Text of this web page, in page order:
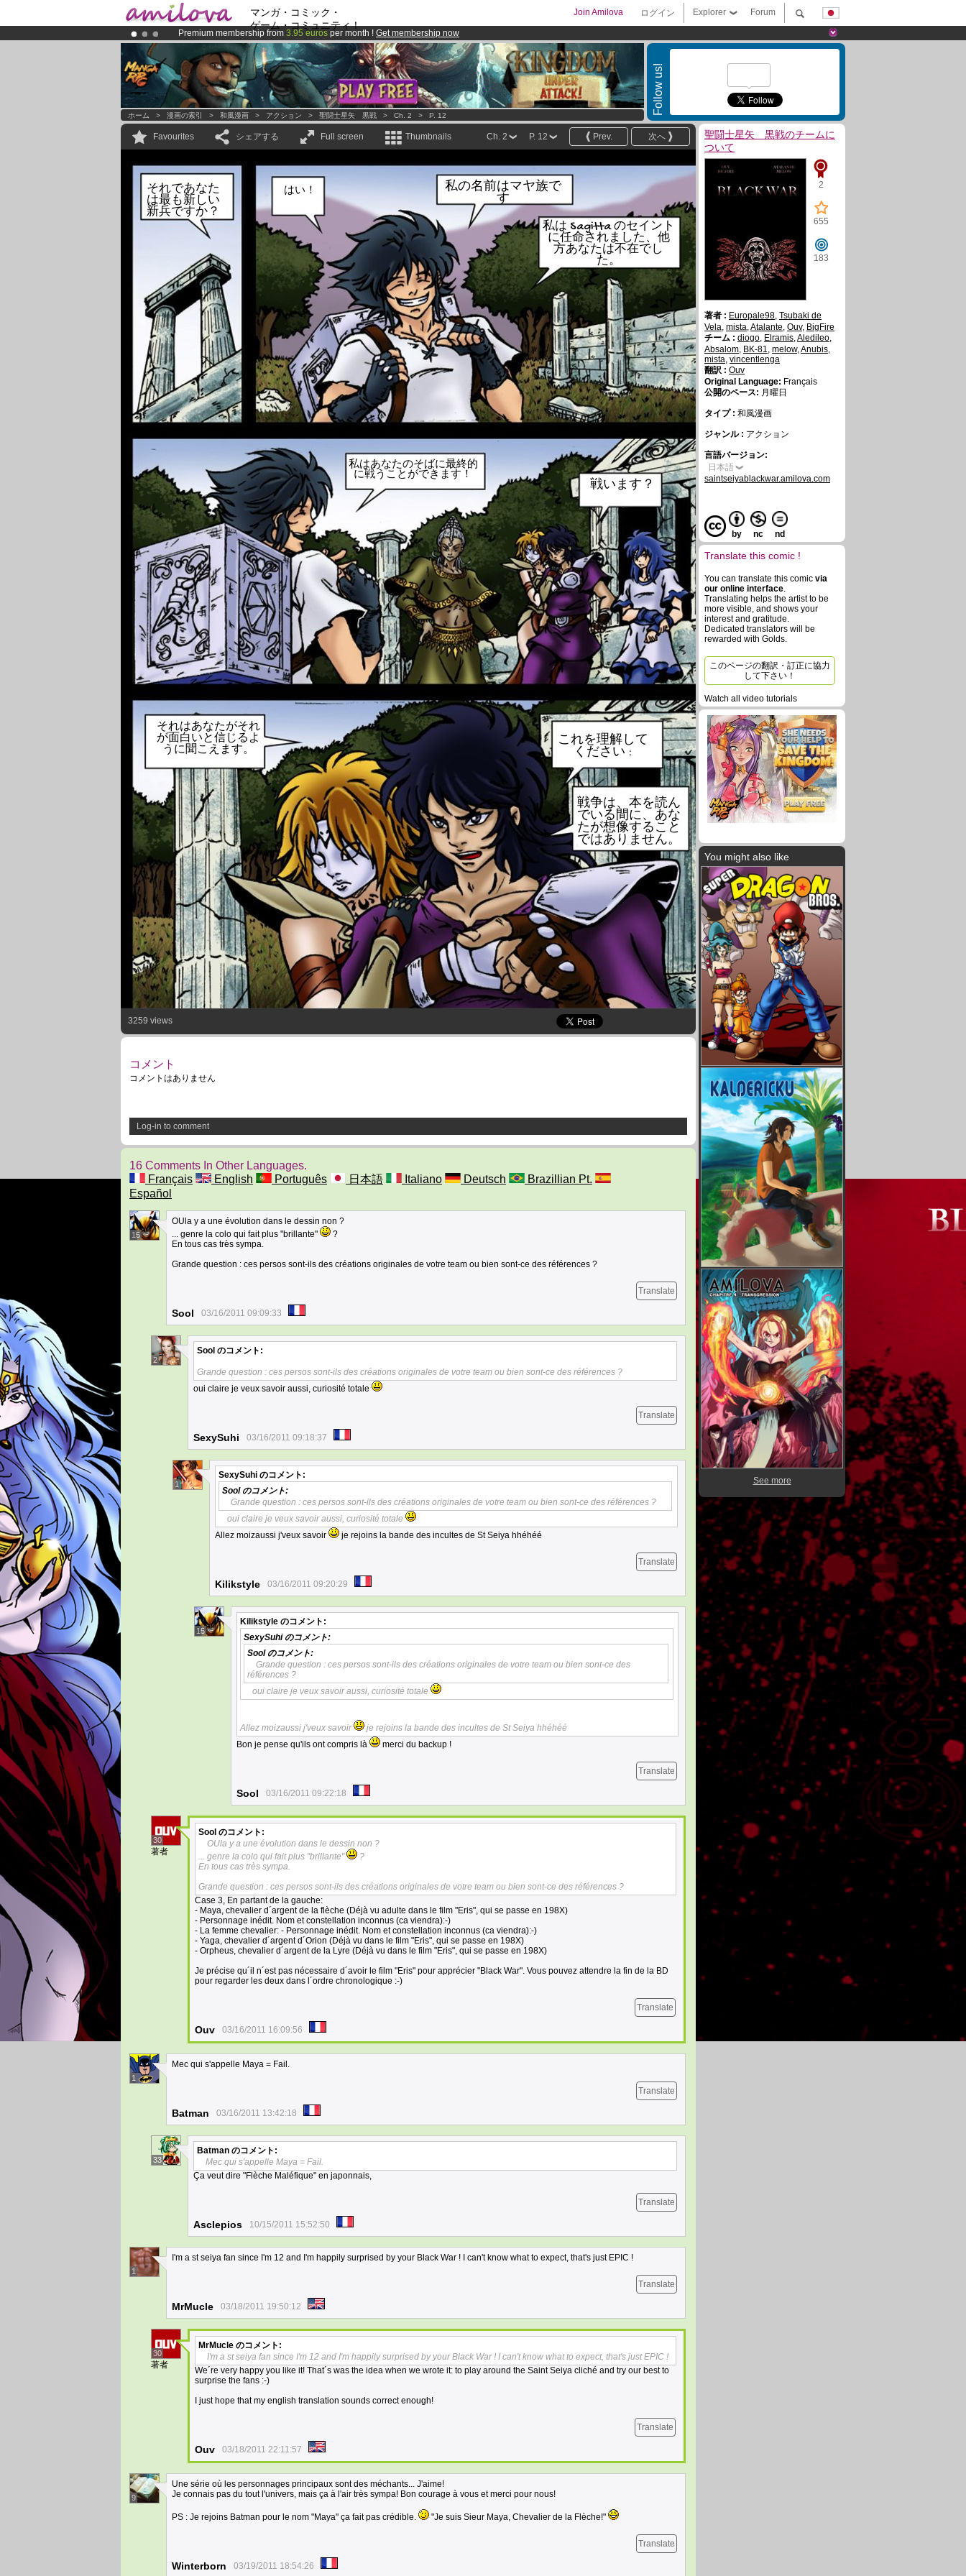
マンガ・コミック・
ゲーム・コミュニティ！
Forum
Explorer
ログイン
Join Amilova
Premium membership from 3.95 euros per month ! Get membership now
Already 100000membersand 1000comics & mangas!.
AmilovaKickstarter is now LIVE!.
Follow us!
ホーム > 漫画の索引 > 和風漫画 > アクション > 聖闘士星矢 黒戦 > Ch. 2 > P. 12
Favourites シェアする Full screen Thumbnails 次へ
Prev.
P. 12
Ch. 2
それであなた
は最も新しい
新兵ですか？
はい！
私の名前はマヤ族で
す
私は Sagitta のセイント
に任命されました、他
方あなたは不在でし
た。
私はあなたのそばに最終的
に戦うことができます！
戦います？
それはあなたがそれ
が面白いと信じるよ
うに聞こえます。
これを理解して
ください :
戦争は、本を読ん
でいる間に、あな
たが想像すること
ではありません。
3259 views
コメント
コメントはありません
Log-in to comment
16 Comments In Other Languages.
Français
English Português 日本語 Italiano Deutsch
Brazillian Pt.
Español
15
OUla y a une évolution dans le dessin non ?
... genre la colo qui fait plus "brillante"
?
En tous cas très sympa.
Grande question : ces persos sont-ils des créations originales de votre team ou bien sont-ce des références ?
Translate
Sool 03/16/2011 09:09:33
2
Sool のコメント:
Grande question : ces persos sont-ils des créations originales de votre team ou bien sont-ce des références ?
oui claire je veux savoir aussi, curiosité totale
Translate
SexySuhi 03/16/2011 09:18:37
1
SexySuhi のコメント:
Soolのコメント:
Grande question : ces persos sont-ils des créations originales de votre team ou bien sont-ce des références ?
oui claire je veux savoir aussi, curiosité totale
Allez moizaussi j'veux savoir
je rejoins la bande des incultes de St Seiya hhéhéé
Translate
Kilikstyle 03/16/2011 09:20:29
15
Kilikstyle のコメント:
SexySuhiのコメント:
Soolのコメント:
Grande question : ces persos sont-ils des créations originales de votre team ou bien sont-ce des
références ?
oui claire je veux savoir aussi, curiosité totale
Allez moizaussi j'veux savoir
je rejoins la bande des incultes de St Seiya hhéhéé
Bon je pense qu'ils ont compris là
merci du backup !
Translate
Sool 03/16/2011 09:22:18
30
著者
Sool のコメント:
OUla y a une évolution dans le dessin non ?
... genre la colo qui fait plus "brillante"
?
En tous cas très sympa.
Grande question : ces persos sont-ils des créations originales de votre team ou bien sont-ce des références ?
Case 3, En partant de la gauche:
- Maya, chevalier d´argent de la flèche (Déjà vu adulte dans le film "Eris", qui se passe en 198X)
- Personnage inédit. Nom et constellation inconnus (ca viendra):-)
- La femme chevalier: - Personnage inédit. Nom et constellation inconnus (ca viendra):-)
- Yaga, chevalier d´argent d´Orion (Déjà vu dans le film "Eris", qui se passe en 198X)
- Orpheus, chevalier d´argent de la Lyre (Déjà vu dans le film "Eris", qui se passe en 198X)
Je précise qu´il n´est pas nécessaire d´avoir le film "Eris" pour apprécier "Black War". Vous pouvez attendre la fin de la BD
pour regarder les deux dans l´ordre chronologique :-)
Translate
Ouv 03/16/2011 16:09:56
1
Mec qui s'appelle Maya = Fail.
Translate
Batman 03/16/2011 13:42:18
33
Batman のコメント:
Mec qui s'appelle Maya = Fail.
Ça veut dire "Flèche Maléfique" en japonnais,
Translate
Asclepios 10/15/2011 15:52:50
1
I'm a st seiya fan since I'm 12 and I'm happily surprised by your Black War ! I can't know what to expect, that's just EPIC !
Translate
MrMucle 03/18/2011 19:50:12
30
著者
MrMucle のコメント:
I'm a st seiya fan since I'm 12 and I'm happily surprised by your Black War ! I can't know what to expect, that's just EPIC !
We´re very happy you like it! That´s was the idea when we wrote it: to play around the Saint Seiya cliché and try our best to
surprise the fans :-)
I just hope that my english translation sounds correct enough!
Translate
Ouv 03/18/2011 22:11:57
9
Une série où les personnages principaux sont des méchants... J'aime!
Je connais pas du tout l'univers, mais ça à l'air très sympa! Bon courage à vous et merci pour nous!
PS : Je rejoins Batman pour le nom "Maya" ça fait pas crédible. "Je suis Sieur Maya, Chevalier de la Flèche!"
Translate
Winterborn 03/19/2011 18:54:26
聖闘士星矢 黒戦のチームに
ついて
2
655
183
著者 : Europale98, Tsubaki de
Vela, mista,Atalante, Ouv, BigFire
チーム : diogo, Elramis,Aledileo,
Absalom, BK-81, melow,Anubis,
mista, vincentlenga
翻訳 : Ouv
Original Language: Français
公開のペース: 月曜日
タイプ : 和風漫画
ジャンル : アクション
言語バージョン:
日本語
saintseiyablackwar.amilova.com
by nc nd
Translate this comic !
You can translate this comic via
our online interface.
Translating helps the artist to be
more visible, and shows your
interest and gratitude.
Dedicated translators will be
rewarded with Golds.
このページの翻訳・訂正に協力
して下さい！
Watch all video tutorials
You might also like
See more